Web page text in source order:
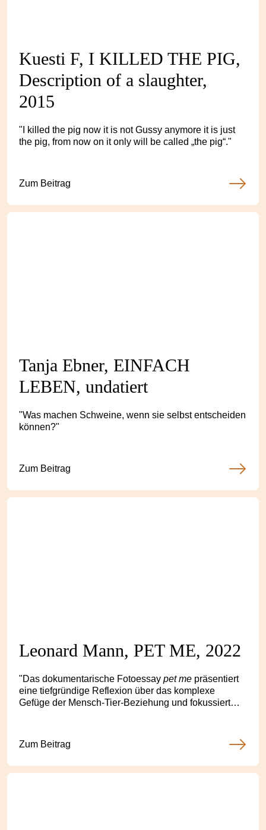
Kuesti F, I KILLED THE PIG,
Description of a slaughter,
2015
"I killed the pig now it is not Gussy anymore it is just
the pig, from now on it only will be called „the pig“."
Zum Beitrag
Tanja Ebner, EINFACH
LEBEN, undatiert
"Was machen Schweine, wenn sie selbst entscheiden
können?"
Zum Beitrag
Leonard Mann, PET ME, 2022
"Das dokumentarische Fotoessay pet me präsentiert
eine tiefgründige Reflexion über das komplexe
Gefüge der Mensch-Tier-Beziehung und fokussiert
gleichermaßen anspricht und provoziert, wirft dieses
Kunstwerk einen kritischen Blick auf unsere
Zum Beitrag